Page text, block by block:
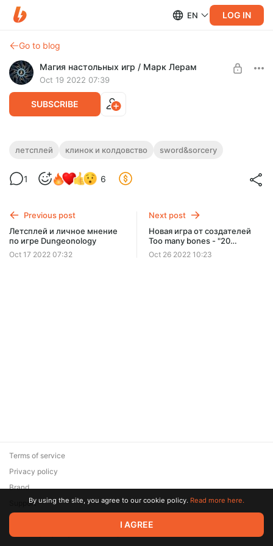
EN LOG IN
Go to blog
Магия настольных игр / Марк Лерам
Oct 19 2022 07:39
SUBSCRIBE
Клинок и Колдовство - все материалы
В этой записи собраны все мои видео по игре Клинок и
Зритель
летсплей клинок и колдовство sword&sorcery
1 6
Previous post
Летсплей и личное мнение
по игре Dungeonology
Oct 17 2022 07:32
Next post
Новая игра от создателей
Too many bones - "20
Сильных" -
предварительный обзор
Oct 26 2022 10:23
© 2026 Zaya Solutions Limited. All rights reserved. All trademarks
are the property of their respective owners.
Terms of service
Privacy policy
Brand
SupportBy using the site, you agree to our cookie policy. Read more here.
I AGREE